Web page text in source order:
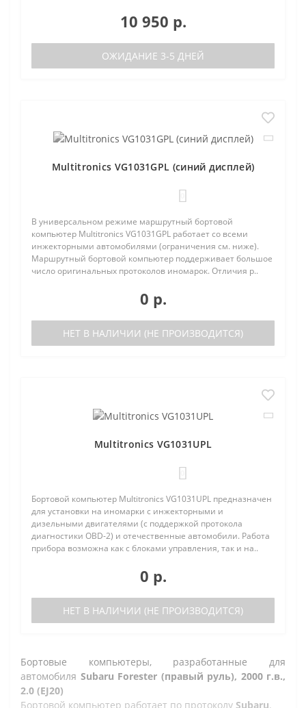
10 950 р.
ОЖИДАНИЕ 3-5 ДНЕЙ
Multitronics VG1031GPL (синий дисплей)
В универсальном режиме маршрутный бортовой
компьютер Multitronics VG1031GPL работает со всеми
инжекторными автомобилями (ограничения см. ниже).
Маршрутный бортовой компьютер поддерживает большое
число оригинальных протоколов иномарок. Отличия р..
0 р.
НЕТ В НАЛИЧИИ (НЕ ПРОИЗВОДИТСЯ)
Multitronics VG1031UPL
Бортовой компьютер Multitronics VG1031UPL предназначен
для установки на иномарки с инжекторными и
дизельными двигателями (с поддержкой протокола
диагностики OBD-2) и отечественные автомобили. Работа
прибора возможна как с блоками управления, так и на..
0 р.
НЕТ В НАЛИЧИИ (НЕ ПРОИЗВОДИТСЯ)
Бортовые компьютеры, разработанные для
автомобиля Subaru Forester (правый руль), 2000 г.в.,
2.0 (EJ20)
Бортовой компьютер работает по протоколу Subaru.